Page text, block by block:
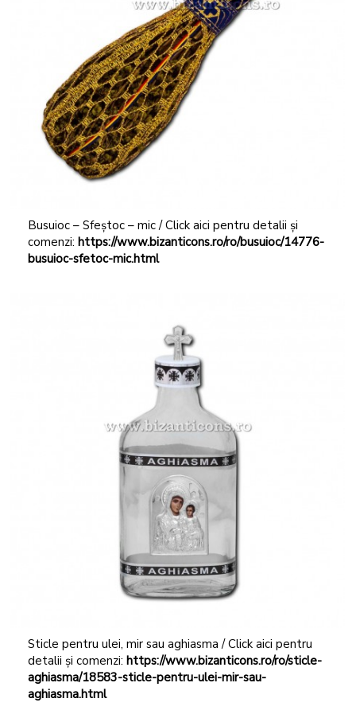
Busuioc – Sfeștoc – mic / Click aici pentru detalii și
comenzi: https://www.bizanticons.ro/ro/busuioc/14776-
busuioc-sfetoc-mic.html
Sticle pentru ulei, mir sau aghiasma / Click aici pentru
detalii și comenzi: https://www.bizanticons.ro/ro/sticle-
aghiasma/18583-sticle-pentru-ulei-mir-sau-
aghiasma.html